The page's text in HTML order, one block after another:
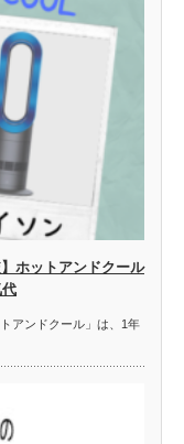
ホットアンドクール
アンドクール」は、1年